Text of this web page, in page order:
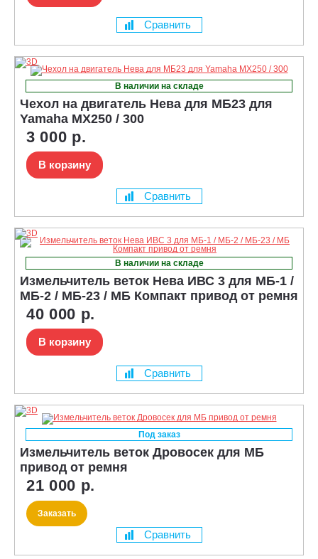
Сравнить
В наличии на складе
Чехол на двигатель Нева для МБ23 для
Yamaha MX250 / 300
3 000 р.
В корзину
Сравнить
В наличии на складе
Измельчитель веток Нева ИВС 3 для МБ-1 /
МБ-2 / МБ-23 / МБ Компакт привод от ремня
40 000 р.
В корзину
Сравнить
Под заказ
Измельчитель веток Дровосек для МБ
привод от ремня
21 000 р.
Заказать
Сравнить